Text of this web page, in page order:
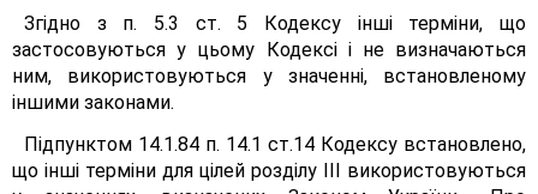
Згідно з п. 5.3 ст. 5 Кодексу інші терміни, що
застосовуються у цьому Кодексі і не визначаються
ним, використовуються у значенні, встановленому
іншими законами.
Підпунктом 14.1.84 п. 14.1 ст.14 Кодексу встановлено,
що інші терміни для цілей розділу III використовуються